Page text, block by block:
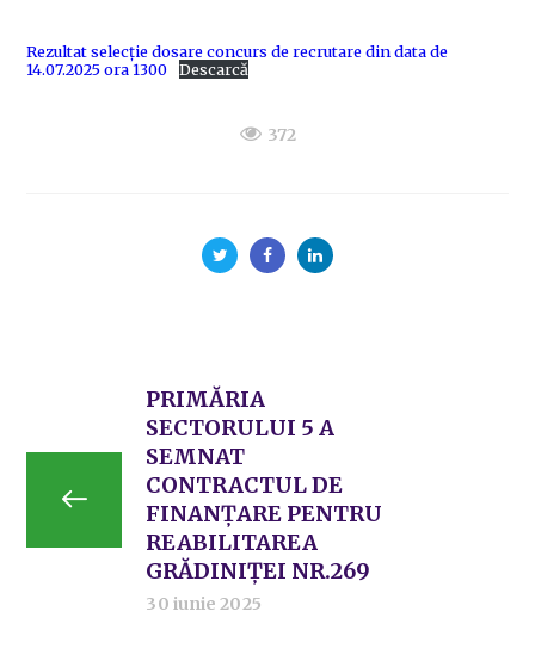
Rezultat selecție dosare concurs de recrutare din data de
14.07.2025 ora 1300
Descarcă
372
PRIMĂRIA
SECTORULUI 5 A
SEMNAT
CONTRACTUL DE
FINANȚARE PENTRU
REABILITAREA
GRĂDINIȚEI NR.269
30 iunie 2025